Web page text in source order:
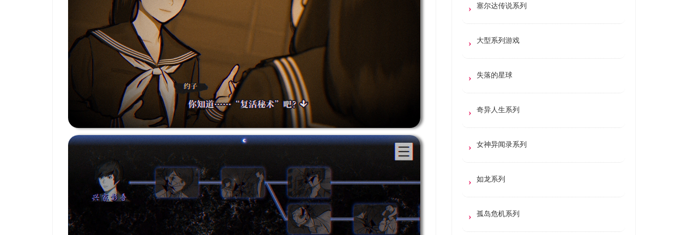
塞尔达传说系列
大型系列游戏
失落的星球
奇异人生系列
女神异闻录系列
如龙系列
孤岛危机系列